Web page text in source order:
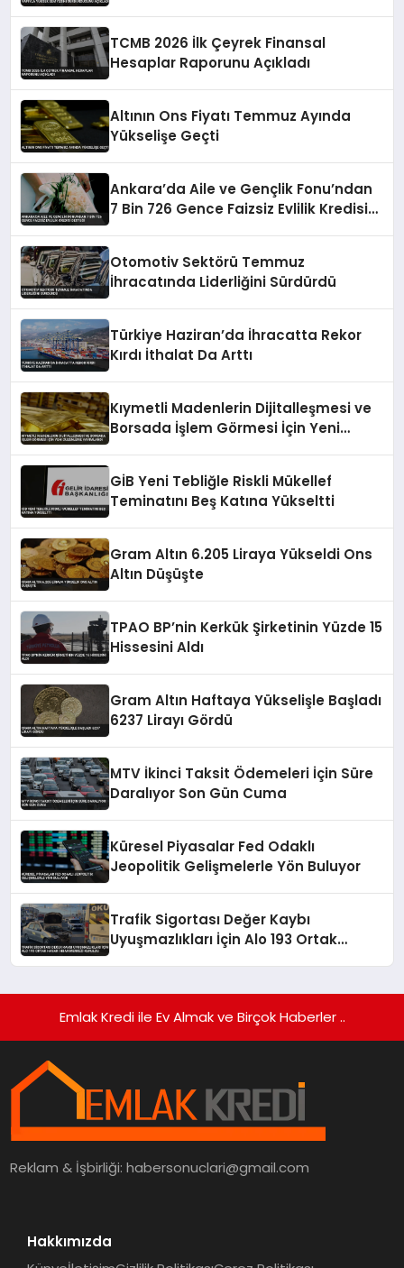
TCMB 2026 İlk Çeyrek Finansal
Hesaplar Raporunu Açıkladı
Altının Ons Fiyatı Temmuz Ayında
Yükselişe Geçti
Ankara’da Aile ve Gençlik Fonu’ndan
7 Bin 726 Gence Faizsiz Evlilik Kredisi
Otomotiv Sektörü Temmuz
İhracatında Liderliğini Sürdürdü
Türkiye Haziran’da İhracatta Rekor
Kırdı İthalat Da Arttı
Kıymetli Madenlerin Dijitalleşmesi ve
Borsada İşlem Görmesi İçin Yeni
GİB Yeni Tebliğle Riskli Mükellef
Teminatını Beş Katına Yükseltti
Gram Altın 6.205 Liraya Yükseldi Ons
Altın Düşüşte
TPAO BP’nin Kerkük Şirketinin Yüzde 15
Hissesini Aldı
Gram Altın Haftaya Yükselişle Başladı
6237 Lirayı Gördü
MTV İkinci Taksit Ödemeleri İçin Süre
Daralıyor Son Gün Cuma
Küresel Piyasalar Fed Odaklı
Jeopolitik Gelişmelerle Yön Buluyor
Trafik Sigortası Değer Kaybı
Uyuşmazlıkları İçin Alo 193 Ortak
Emlak Kredi ile Ev Almak ve Birçok Haberler ..
Reklam & İşbirliği:habersonuclari@gmail.com
Hakkımızda